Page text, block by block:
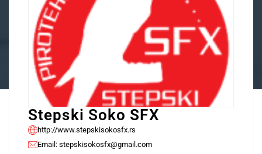
Stepski Soko SFX
http://www.stepskisokosfx.rs
Email: stepskisokosfx@gmail.com